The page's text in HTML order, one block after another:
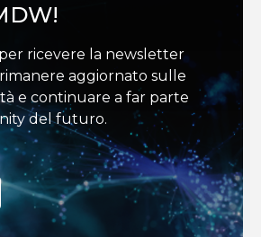
ricevere la newsletter
aggiornato sulle
e continuare a far parte
del futuro.